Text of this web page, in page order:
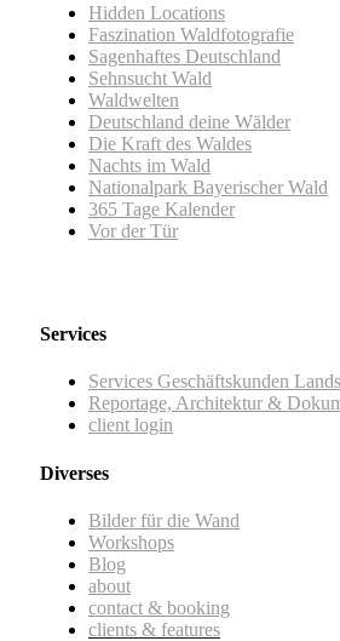
Hidden Locations
Faszination Waldfotografie
Sagenhaftes Deutschland
Sehnsucht Wald
Waldwelten
Deutschland deine Wälder
Die Kraft des Waldes
Nachts im Wald
Nationalpark Bayerischer Wald
365 Tage Kalender
Vor der Tür
Services
Services Geschäftskunden
Reportage, Architektur &
client login
Diverses
Bilder für die Wand
Workshops
Blog
about
contact & booking
clients & features